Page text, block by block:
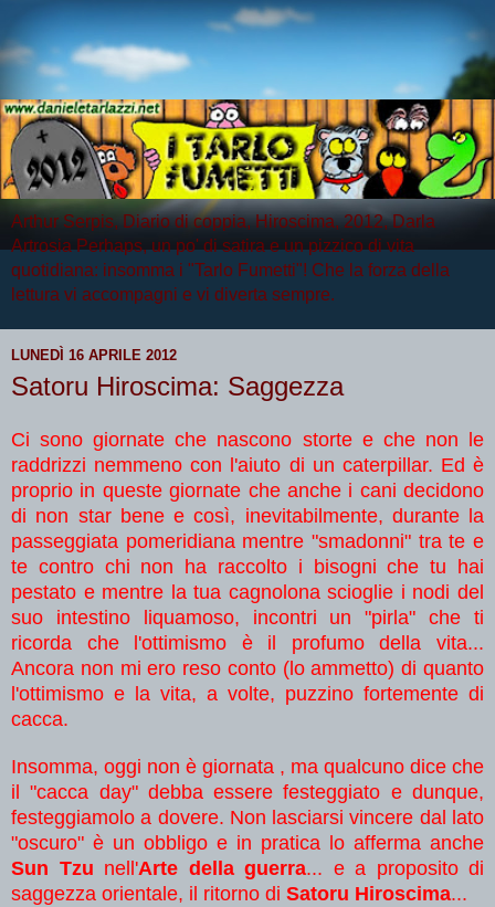
Arthur Serpis, Diario di coppia, Hiroscima, 2012, Darla
Artrosia Perhaps, un po' di satira e un pizzico di vita
quotidiana: insomma i "Tarlo Fumetti"! Che la forza della
lettura vi accompagni e vi diverta sempre.
LUNEDÌ 16 APRILE 2012
Satoru Hiroscima: Saggezza
Ci sono giornate che nascono storte e che non le
raddrizzi nemmeno con l'aiuto di un caterpillar. Ed è
proprio in queste giornate che anche i cani decidono
di non star bene e così, inevitabilmente, durante la
passeggiata pomeridiana mentre "smadonni" tra te e
te contro chi non ha raccolto i bisogni che tu hai
pestato e mentre la tua cagnolona scioglie i nodi del
suo intestino liquamoso, incontri un "pirla" che ti
ricorda che l'ottimismo è il profumo della vita...
Ancora non mi ero reso conto (lo ammetto) di quanto
l'ottimismo e la vita, a volte, puzzino fortemente di
cacca.
Insomma, oggi non è giornata , ma qualcuno dice che
il "cacca day" debba essere festeggiato e dunque,
festeggiamolo a dovere. Non lasciarsi vincere dal lato
"oscuro" è un obbligo e in pratica lo afferma anche
Sun Tzu nell'Arte della guerra... e a proposito di
saggezza orientale, il ritorno di Satoru Hiroscima...